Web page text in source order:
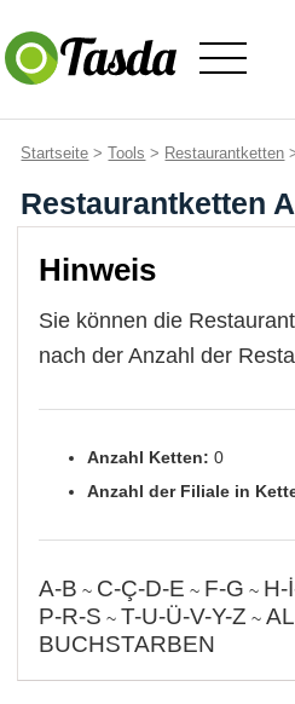
Startseite >Tools > Restaurantketten
Restaurantketten
Hinweis
Sie können die
nach der Anzahl der
Anzahl Ketten: 0
Anzahl der Filiale in
A-B ~ C-Ç-D-E ~ F-G ~ H-
P-R-S ~ T-U-Ü-V-Y-Z ~
BUCHSTARBEN